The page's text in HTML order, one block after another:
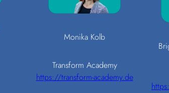
Monika Kolb
Transform Academy
https://transform-academy.de